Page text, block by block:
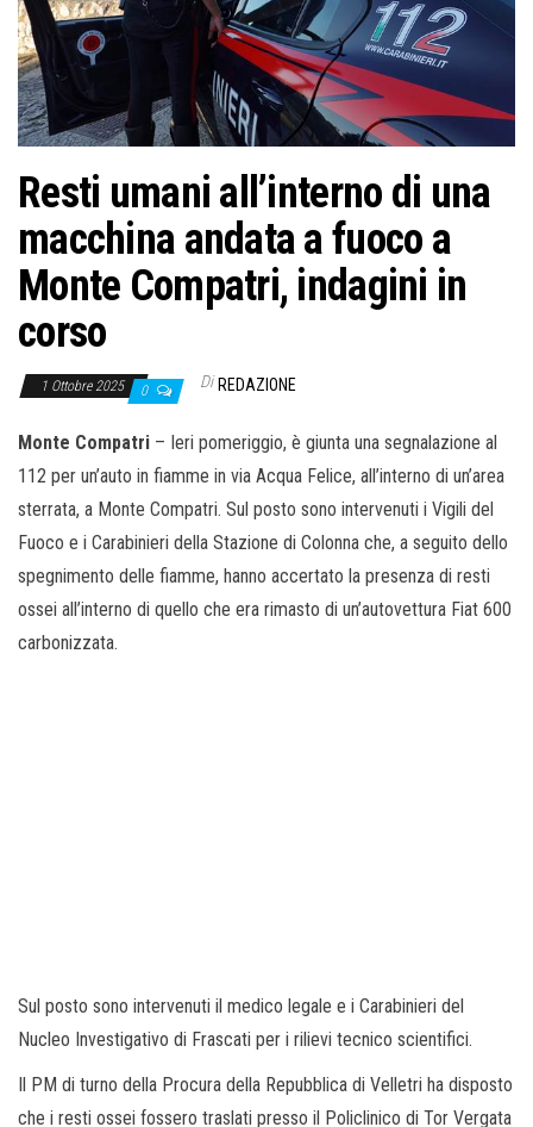
Resti umani all’interno di una
macchina andata a fuoco a
Monte Compatri, indagini in
corso
1 Ottobre 2025 0 Di REDAZIONE
Monte Compatri – Ieri pomeriggio, è giunta una segnalazione al
112 per un’auto in fiamme in via Acqua Felice, all’interno di un’area
sterrata, a Monte Compatri. Sul posto sono intervenuti i Vigili del
Fuoco e i Carabinieri della Stazione di Colonna che, a seguito dello
spegnimento delle fiamme, hanno accertato la presenza di resti
ossei all’interno di quello che era rimasto di un’autovettura Fiat 600
carbonizzata.
Sul posto sono intervenuti il medico legale e i Carabinieri del
Nucleo Investigativo di Frascati per i rilievi tecnico scientifici.
Il PM di turno della Procura della Repubblica di Velletri ha disposto
che i resti ossei fossero traslati presso il Policlinico di Tor Vergata